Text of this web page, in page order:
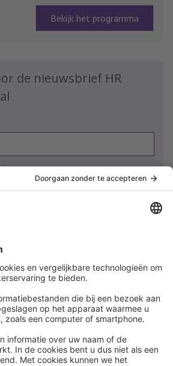
Bekijk het programma
de nieuwsbrief HR
in
Meer
HR Academy
HR Podcast
CHRO
HR Day